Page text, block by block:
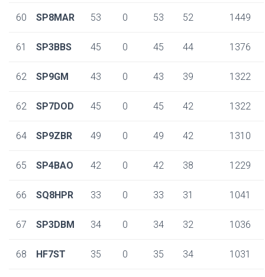
60 SP8MAR 53 0 53 52 1449
61 SP3BBS 45 0 45 44 1376
62 SP9GM 43 0 43 39 1322
62 SP7DOD 45 0 45 42 1322
64 SP9ZBR 49 0 49 42 1310
65 SP4BAO 42 0 42 38 1229
66 SQ8HPR 33 0 33 31 1041
67 SP3DBM 34 0 34 32 1036
68 HF7ST 35 0 35 34 1031